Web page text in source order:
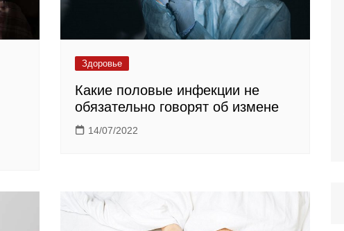
Здоровье
Какие половые инфекции не
обязательно говорят об измене
14/07/2022